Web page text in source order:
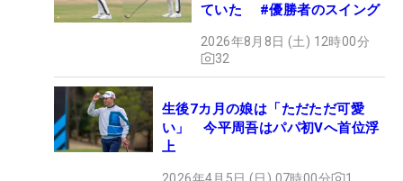
ていた #優勝者のスイング
2026年8月8日 (土) 12時00分
32
生後7カ月の娘は「ただただ可愛
い」 今平周吾はパパ初Vへ首位浮
上
2026年4月5日 (日) 07時00分 1